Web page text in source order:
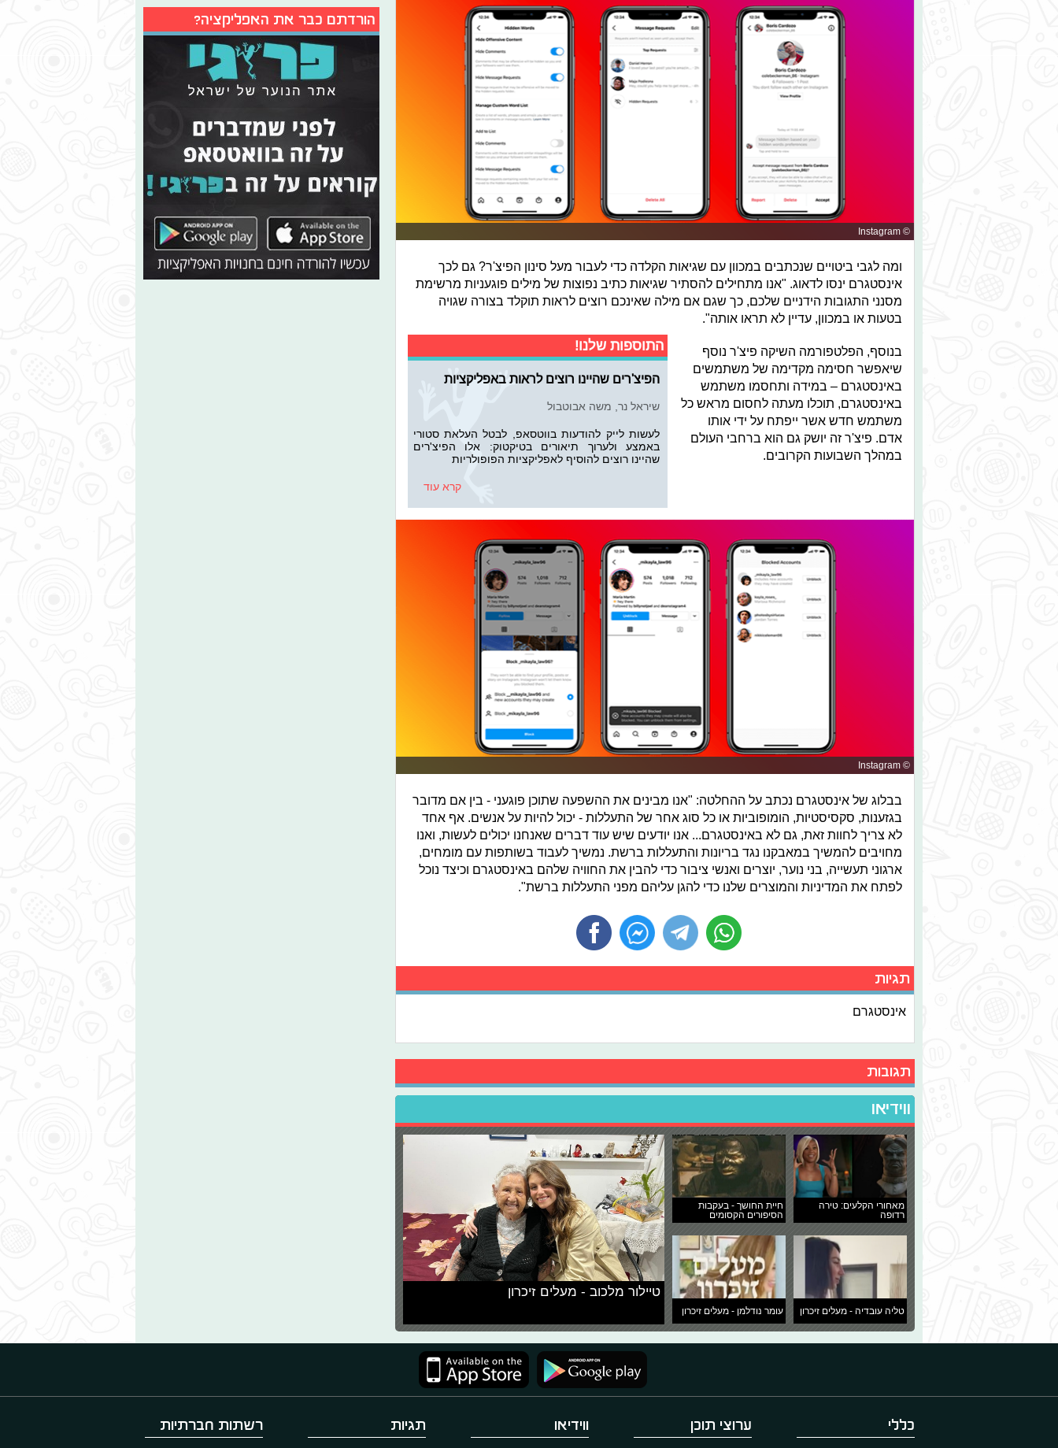
© Instagram
ומה לגבי ביטויים שנכתבים במכוון עם שגיאות הקלדה כדי לעבור מעל סינון הפיצ'ר? גם לכך
אינסטגרם ינסו לדאוג. "אנו מתחילים להסתיר שגיאות כתיב נפוצות של מילים פוגעניות מרשימת
מסנני התגובות הידניים שלכם, כך שגם אם מילה שאינכם רוצים לראות תוקלד בצורה שגויה
בטעות או במכוון, עדיין לא תראו אותה".
התוספות שלנו!
הפיצ'רים שהיינו רוצים לראות באפליקציות
שיראל נר, משה אבוטבול
לעשות לייק להודעות בווטסאפ, לבטל העלאת סטורי
באמצע ולערוך תיאורים בטיקטוק: אלו הפיצ'רים
שהיינו רוצים להוסיף לאפליקציות הפופולריות
קרא עוד
בנוסף, הפלטפורמה השיקה פיצ'ר נוסף
שיאפשר חסימה מקדימה של משתמשים
באינסטגרם – במידה ותחסמו משתמש
באינסטגרם, תוכלו מעתה לחסום מראש כל
משתמש חדש אשר ייפתח על ידי אותו
אדם. פיצ'ר זה יושק גם הוא ברחבי העולם
במהלך השבועות הקרובים.
© Instagram
בבלוג של אינסטגרם נכתב על ההחלטה: "אנו מבינים את ההשפעה שתוכן פוגעני - בין אם מדובר
בגזענות, סקסיסטיות, הומופוביות או כל סוג אחר של התעללות - יכול להיות על אנשים. אף אחד
לא צריך לחוות זאת, גם לא באינסטגרם... אנו יודעים שיש עוד דברים שאנחנו יכולים לעשות, ואנו
מחויבים להמשיך במאבקנו נגד בריונות והתעללות ברשת. נמשיך לעבוד בשותפות עם מומחים,
ארגוני תעשייה, בני נוער, יוצרים ואנשי ציבור כדי להבין את החוויה שלהם באינסטגרם וכיצד נוכל
לפתח את המדיניות והמוצרים שלנו כדי להגן עליהם מפני התעללות ברשת".
תגיות
אינסטגרם
תגובות
ווידיאו
מאחורי הקלעים: טירה
רדופה
חיית החושך - בעקבות
הסיפורים הקסומים
טליה עובדיה - מעלים זיכרון עומר נודלמן - מעלים זיכרון
טיילור מלכוב - מעלים זיכרון
הורדתם כבר את האפליקציה?
כללי ערוצי תוכן ווידיאו תגיות רשתות חברתיות